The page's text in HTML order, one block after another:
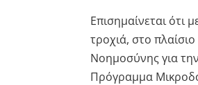
Επισημαίνεται ότι
τροχιά, στο
Νοημοσύνης για
Πρόγραμμα